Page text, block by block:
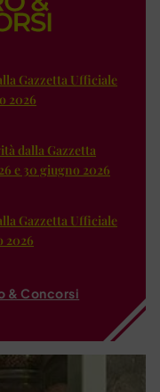
Gazzetta Ufficiale
2026
dalla Gazzetta
e 30 giugno 2026
Gazzetta Ufficiale
2026
& Concorsi